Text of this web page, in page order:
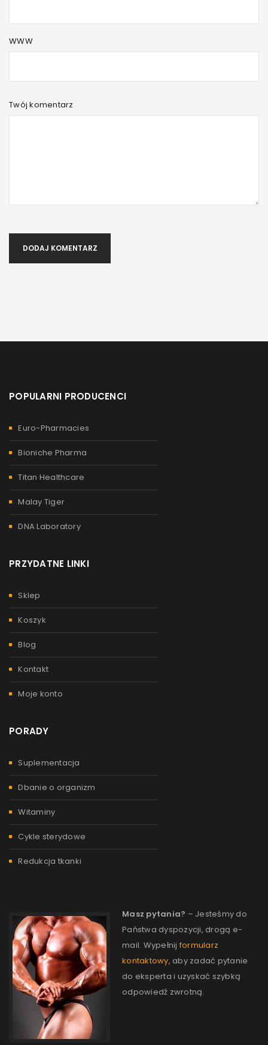
WWW
Twój komentarz
DODAJ KOMENTARZ
POPULARNI PRODUCENCI
Euro-Pharmacies
Bioniche Pharma
Titan Healthcare
Malay Tiger
DNA Laboratory
PRZYDATNE LINKI
Sklep
Koszyk
Blog
Kontakt
Moje konto
PORADY
Suplementacja
Dbanie o organizm
Witaminy
Cykle sterydowe
Redukcja tkanki
Masz pytania? – Jesteśmy do
Państwa dyspozycji, drogą e-
mail. Wypełnijformularz
kontaktowy, aby zadać pytanie
do eksperta i uzyskać szybką
odpowiedź zwrotną.